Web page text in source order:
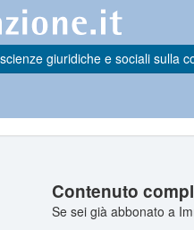
giuridiche e sociali sulla
Contenuto
Se sei già abbonato a